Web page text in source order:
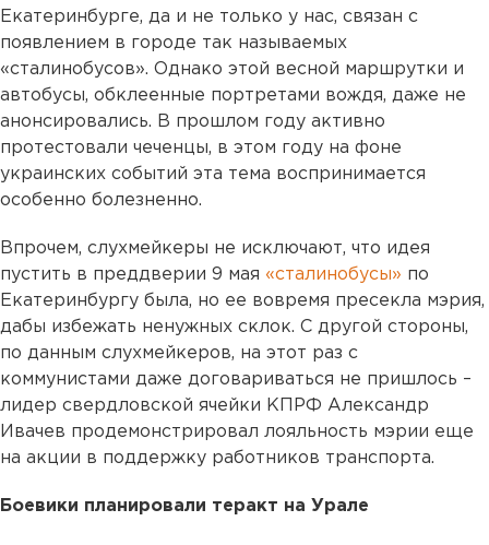
Екатеринбурге, да и не только у нас, связан с
появлением в городе так называемых
«сталинобусов». Однако этой весной маршрутки и
автобусы, обклеенные портретами вождя, даже не
анонсировались. В прошлом году активно
протестовали чеченцы, в этом году на фоне
украинских событий эта тема воспринимается
особенно болезненно.
Впрочем, слухмейкеры не исключают, что идея
пустить в преддверии 9 мая «сталинобусы» по
Екатеринбургу была, но ее вовремя пресекла мэрия,
дабы избежать ненужных склок. С другой стороны,
по данным слухмейкеров, на этот раз с
коммунистами даже договариваться не пришлось –
лидер свердловской ячейки КПРФ Александр
Ивачев продемонстрировал лояльность мэрии еще
на акции в поддержку работников транспорта.
Боевики планировали теракт на Урале